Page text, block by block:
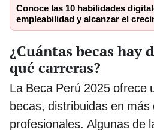
Conoce las 10 habilidades
empleabilidad y alcanzar el
¿Cuántas becas hay
qué carreras?
La Beca Perú 2025 ofrece
becas, distribuidas en
profesionales. Algunas de